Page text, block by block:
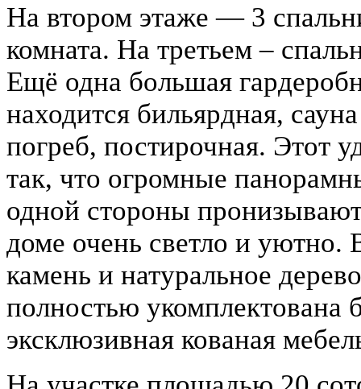
На втором этаже — 3
комната. На третьем –
Ещё одна большая
находится бильярдная,
погреб, постирочная. Этот
так, что огромные
одной стороны
доме очень светло и уютно.
камень и натуральное
полностью
эксклюзивная кованая